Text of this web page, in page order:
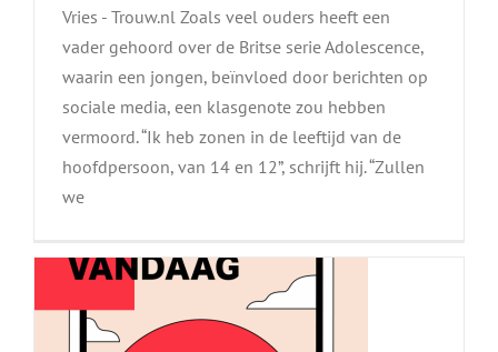
Vries - Trouw.nl Zoals veel ouders heeft een
vader gehoord over de Britse serie Adolescence,
waarin een jongen, beïnvloed door berichten op
sociale media, een klasgenote zou hebben
vermoord. “Ik heb zonen in de leeftijd van de
hoofdpersoon, van 14 en 12”, schrijft hij. “Zullen
we
Podcast – NRC Vandaag